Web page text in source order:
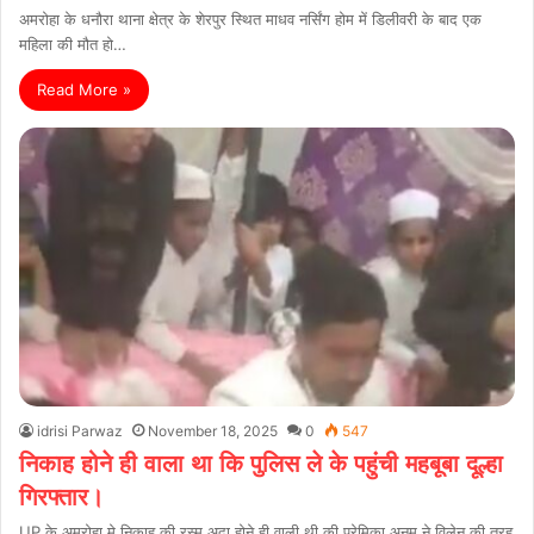
अमरोहा के धनौरा थाना क्षेत्र के शेरपुर स्थित माधव नर्सिंग होम में डिलीवरी के बाद एक
महिला की मौत हो…
Read More »
idrisi Parwaz November 18, 2025 0 547
निकाह होने ही वाला था कि पुलिस ले के पहुंची महबूबा दूल्हा
गिरफ्तार।